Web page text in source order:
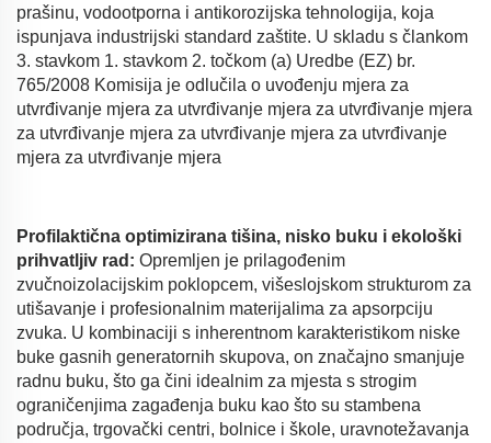
prašinu, vodootporna i antikorozijska tehnologija, koja
ispunjava industrijski standard zaštite. U skladu s člankom
3. stavkom 1. stavkom 2. točkom (a) Uredbe (EZ) br.
765/2008 Komisija je odlučila o uvođenju mjera za
utvrđivanje mjera za utvrđivanje mjera za utvrđivanje mjera
za utvrđivanje mjera za utvrđivanje mjera za utvrđivanje
mjera za utvrđivanje mjera
Profilaktična optimizirana tišina, nisko buku i ekološki
prihvatljiv rad: Opremljen je prilagođenim
zvučnoizolacijskim poklopcem, višeslojskom strukturom za
utišavanje i profesionalnim materijalima za apsorpciju
zvuka. U kombinaciji s inherentnom karakteristikom niske
buke gasnih generatornih skupova, on značajno smanjuje
radnu buku, što ga čini idealnim za mjesta s strogim
ograničenjima zagađenja buku kao što su stambena
područja, trgovački centri, bolnice i škole, uravnotežavanja